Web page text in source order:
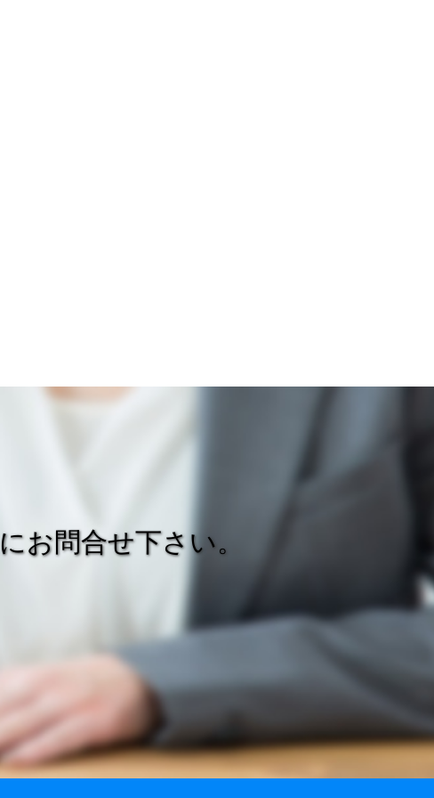
お問合せ下さい。